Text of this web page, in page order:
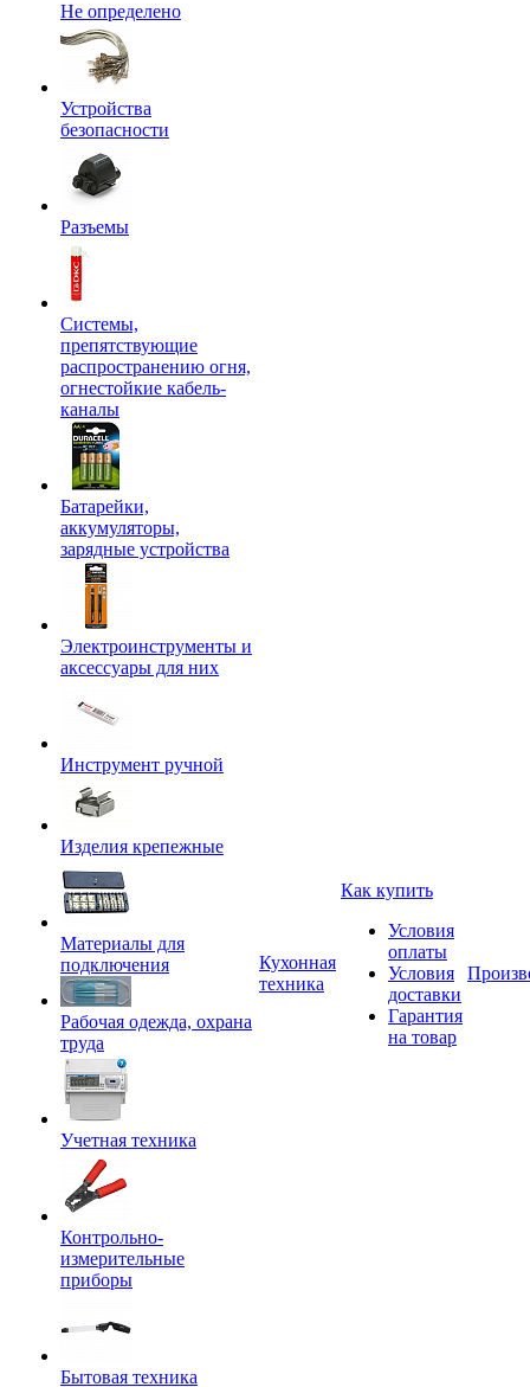
Не определено
Устройства
безопасности
Разъемы
Системы,
препятствующие
распространению огня,
огнестойкие кабель-
каналы
Батарейки,
аккумуляторы,
зарядные устройства
Электроинструменты и
аксессуары для них
Инструмент ручной
Изделия крепежные
Материалы для
подключения
Рабочая одежда, охрана
труда
Учетная техника
Контрольно-
измерительные
приборы
Бытовая техника
Кухонная
техника
Как купить
Условия
оплаты
Условия
доставки
Гарантия
на товар